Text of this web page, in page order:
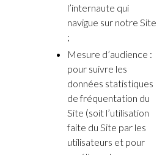
l’internaute qui
navigue sur notre Site
;
Mesure d’audience :
pour suivre les
données statistiques
de fréquentation du
Site (soit l’utilisation
faite du Site par les
utilisateurs et pour